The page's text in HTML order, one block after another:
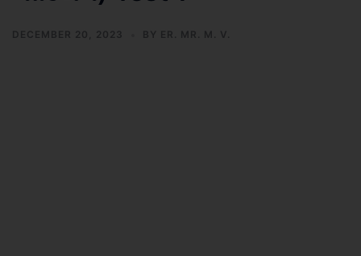
DECEMBER 20, 2023 BY ER. MR. M. V.